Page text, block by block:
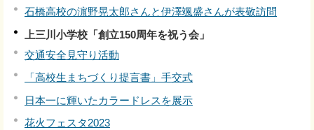
石橋高校の濵野晃太郎さんと伊澤颯盛さんが表敬訪問
上三川小学校「創立150周年を祝う会」
交通安全見守り活動
「高校生まちづくり提言書」手交式
日本一に輝いたカラードレスを展示
花火フェスタ2023